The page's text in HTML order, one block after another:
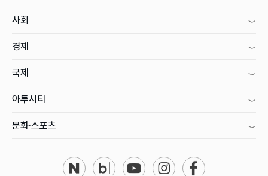
사회
경제
국제
아투시티
문화·스포츠